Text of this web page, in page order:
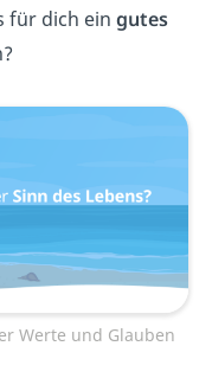
für dich ein gutes
Werte und Glauben